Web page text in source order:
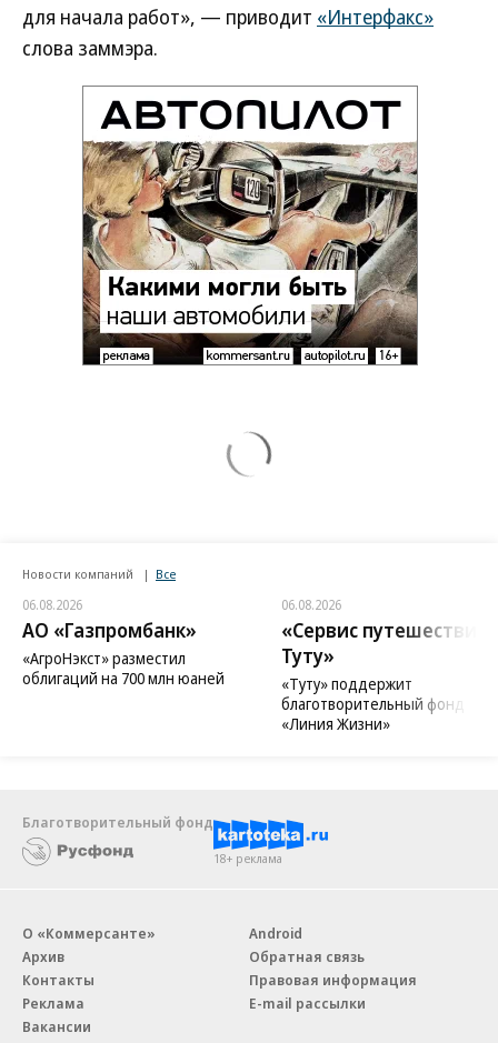
для начала работ», — приводит «Интерфакс»
слова заммэра.
Новости партнеров
Ученые выяснили, кого комары кусают
чаще
Осмос на автомойке: что это такое и
когда его применять
ВСУ точно получат десятки тысяч новых
солдат
Рубио отреагировал на требование
перестать накачивать ВСУ оружием
Новости компаний
АО «Газпромбанк»
«АгроНэкст» разместил
облигаций на 700 млн юаней
«Сервис путешествий
Туту»
«Туту» поддержит
благотворительный фонд
«Линия Жизни»